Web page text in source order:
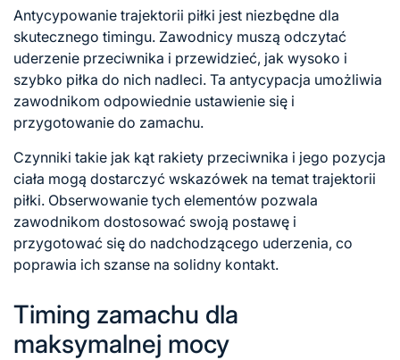
Antycypowanie trajektorii piłki jest niezbędne dla
skutecznego timingu. Zawodnicy muszą odczytać
uderzenie przeciwnika i przewidzieć, jak wysoko i
szybko piłka do nich nadleci. Ta antycypacja umożliwia
zawodnikom odpowiednie ustawienie się i
przygotowanie do zamachu.
Czynniki takie jak kąt rakiety przeciwnika i jego pozycja
ciała mogą dostarczyć wskazówek na temat trajektorii
piłki. Obserwowanie tych elementów pozwala
zawodnikom dostosować swoją postawę i
przygotować się do nadchodzącego uderzenia, co
poprawia ich szanse na solidny kontakt.
Timing zamachu dla
maksymalnej mocy